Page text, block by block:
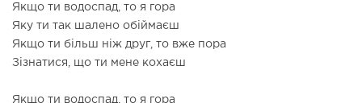
Якщо ти водоспад, то я гора
Яку ти так шалено обіймаєш
Якщо ти більш ніж друг, то вже пора
Зізнатися, що ти мене кохаєш
Якщо ти водоспад, то я гора